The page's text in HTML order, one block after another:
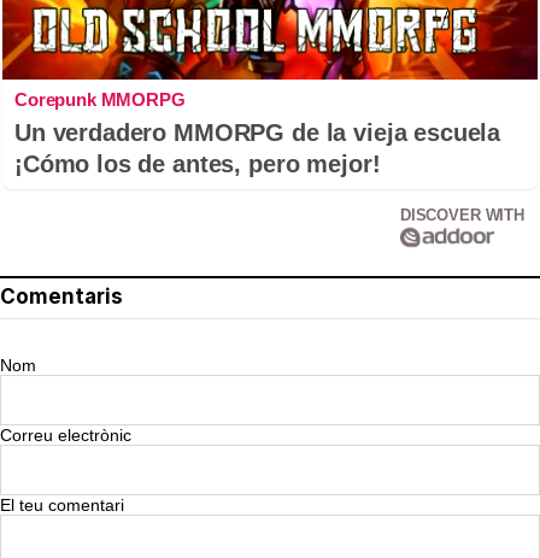
Corepunk MMORPG
Un verdadero MMORPG de la vieja escuela
¡Cómo los de antes, pero mejor!
DISCOVER WITH
Comentaris
Nom
Correu electrònic
El teu comentari